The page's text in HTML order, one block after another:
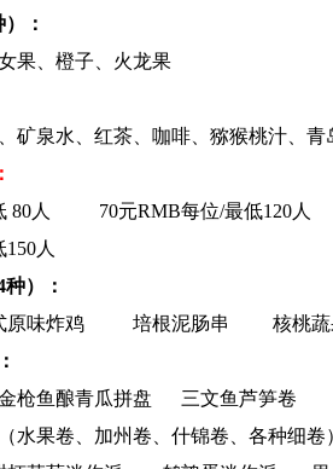
：
果、橙子、火龙果
矿泉水、红茶、咖啡、猕猴桃汁、
80人 70元RMB每位/最低120人
人
）：
原味炸鸡 培根泥肠串
核桃
枪鱼酿青瓜拼盘
三文鱼芦笋卷
水果卷、加州卷、什锦卷、各种细卷